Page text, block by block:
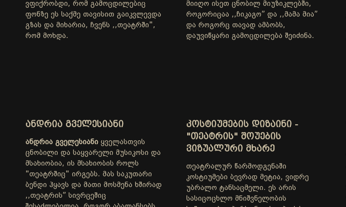
ვფიქრობდი, რომ გამოცდილებიც
ფონზე ეს საქმე თავისით გაიკვლევდა
გზას და მიხარია, ჩვენს ,,თეატრში",
რომ მოხდა.
მიიღო ისეთ ცნობილ მიუზიკლებში,
როგორიცაა ,,ჩიკაგო” და ,,მამა მია”
და როგორც თავად ამბობს,
დაუვიწყარი გამოცდილება შეიძინა.
ᲐᲜᲓᲠᲘᲐ ᲒᲕᲔᲚᲔᲡᲘᲐᲜᲘ
ანდრია გველესიანი ყველასთვის
ცნობილი და საყვარელი მუსიკოსი და
მსახიობია, ის მსახიობის როლს
"თეატრშიც" ირგებს. მას საკუთარი
ბენდი ჰყავს და მათი მოსმენა ხშირად
,,თეატრის” სივრცეშიც
ᲙᲝᲡᲢᲘᲣᲛᲔᲑᲘᲡ ᲓᲘᲖᲐᲘᲜᲘ -
"ᲗᲔᲐᲢᲠᲘᲡ" ᲨᲝᲣᲔᲑᲘᲡ
ᲕᲘᲖᲣᲐᲚᲣᲠᲘ ᲛᲮᲐᲠᲔ
თეატრალურ წარმოდგენაში
კოსტიუმები ბევრად მეტია, ვიდრე
უბრალო ტანსაცმელი. ეს არის
სასიცოცხლო მნიშვნელობის